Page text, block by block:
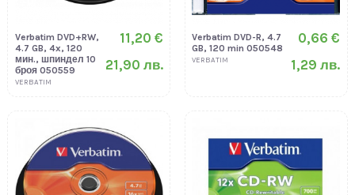
Verbatim DVD+RW,
4.7 GB, 4x, 120
мин., шпиндел 10
броя 050559
VERBATIM
11,20 €
21,90 лв.
Verbatim DVD-R, 4.7
GB, 120 min 050548
VERBATIM
0,66 €
1,29 лв.